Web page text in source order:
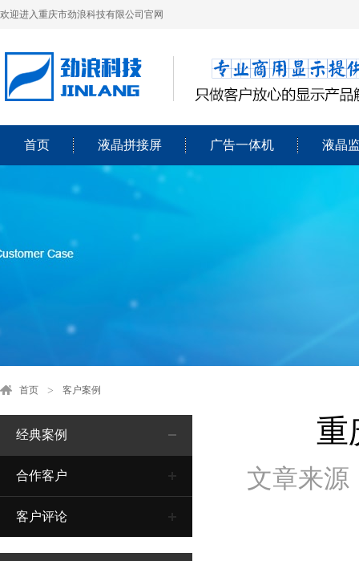
欢迎进入重庆市劲浪科技有限公司官网
首页 液晶拼接屏 广告一体机 液晶
首页 客户案例
经典案例
合作客户
客户评论
重
文章来源